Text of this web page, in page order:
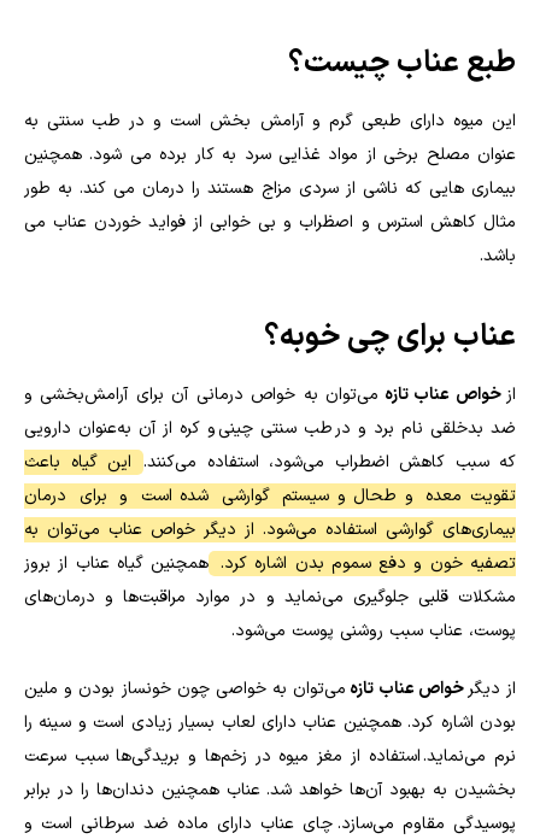
طبع عناب چیست؟
این میوه دارای طبعی گرم و آرامش بخش است و در طب سنتی به
عنوان مصلح برخی از مواد غذایی سرد به کار برده می شود. همچنین
بیماری هایی که ناشی از سردی مزاج هستند را درمان می کند. به طور
مثال کاهش استرس و اصظراب و بی خوابی از فواید خوردن عناب می
باشد.
عناب برای چی خوبه؟
از خواص عناب تازه میتوان به خواص درمانی آن برای آرامش‌بخشی و
ضد بدخلقی نام برد و در طب سنتی چینی و کره از آن به‌عنوان دارویی
که سبب کاهش اضطراب می‌شود، استفاده می‌‌کنند. این گیاه باعث
تقویت معده و طحال و سیستم گوارشی شده است و برای درمان
بیماری‌های گوارشی استفاده می‌شود. از دیگر خواص عناب می‌توان به
تصفیه خون و دفع سموم بدن اشاره کرد. همچنین گیاه عناب از بروز
مشکلات قلبی جلوگیری می‌نماید و در موارد مراقبت‌ها و درمان‌های
پوست، عناب سبب روشنی پوست می‌شود.
از دیگرخواص عناب تازه می‌توان به خواصی چون خونساز بودن و ملین
بودن اشاره کرد. همچنین عناب دارای لعاب بسیار زیادی است و سینه را
نرم می‌نماید. استفاده از مغز میوه در زخم‌ها و بریدگی‌ها سبب سرعت
بخشیدن به بهبود آن‌ها خواهد شد. عناب همچنین دندان‌ها را در برابر
پوسیدگی مقاوم می‌سازد. چای عناب دارای ماده ضد سرطانی است و